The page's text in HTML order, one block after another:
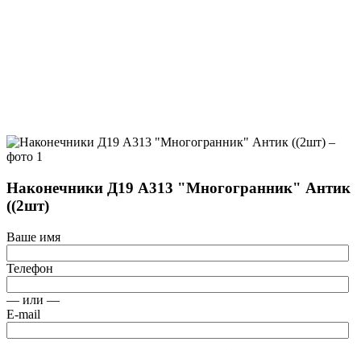
Наконечники Д19 А313 "Многогранник" Антик
((2шт)
Ваше имя
Телефон
— или —
E-mail